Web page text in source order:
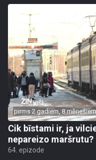
pirms 2 gadiem, 8 mēnešiem
Cik bīstami ir, ja
nepareizo maršrutu?
64. epizode